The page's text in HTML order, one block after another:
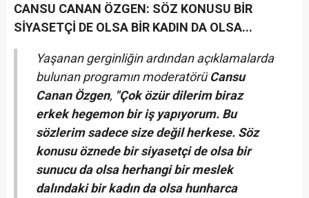
CANSU CANAN ÖZGEN: SÖZ KONUSU BİR
SİYASETÇİ DE OLSA BİR KADIN DA OLSA...
Yaşanan gerginliğin ardından açıklamalarda
bulunan programın moderatörü Cansu
Canan Özgen, "Çok özür dilerim biraz
erkek hegemon bir iş yapıyorum. Bu
sözlerim sadece size değil herkese. Söz
konusu öznede bir siyasetçi de olsa bir
sunucu da olsa herhangi bir meslek
dalındaki bir kadın da olsa hunharca